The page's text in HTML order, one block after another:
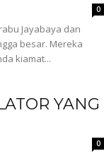
0
Jayabaya dan
besar. Mereka
kiamat...
YANG
0